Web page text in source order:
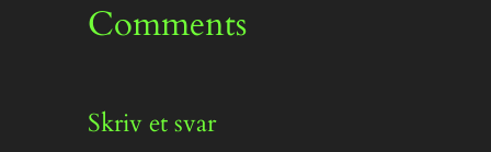
Comments
Skriv et svar